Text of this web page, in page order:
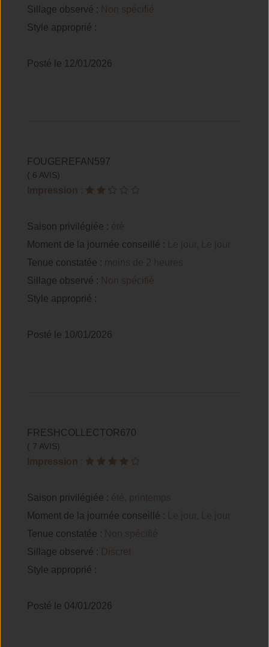
Sillage observé : Non spécifié
Style approprié :
Posté le 12/01/2026
FOUGEREFAN597
( 6 AVIS)
Impression :
Saison privilégiée : été
Moment de la journée conseillé :
Le jour, Le jour
Tenue constatée :
moins de 2 heures
Sillage observé : Non spécifié
Style approprié :
Posté le 10/01/2026
FRESHCOLLECTOR670
( 7 AVIS)
Impression :
Saison privilégiée : été, printemps
Moment de la journée conseillé :
Le jour, Le jour
Tenue constatée : Non spécifié
Sillage observé : Discret
Style approprié :
Posté le 04/01/2026